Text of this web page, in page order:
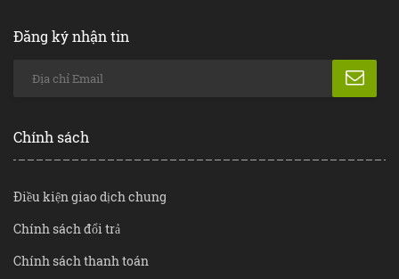
Đăng ký nhận tin
Chính sách
Điều kiện giao dịch chung
Chính sách đổi trả
Chính sách thanh toán